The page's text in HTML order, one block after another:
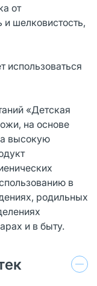
от
шелковистость,
использоваться
«Детская
на основе
высокую
в
родильных
и в быту.